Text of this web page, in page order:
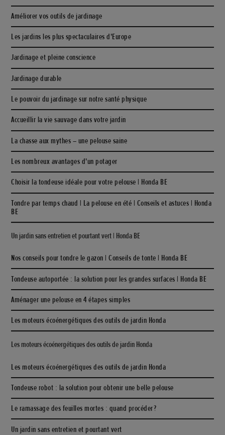
Améliorer vos outils de jardinage
Les jardins les plus spectaculaires d'Europe
Jardinage et pleine conscience
Jardinage durable
Le pouvoir du jardinage sur notre santé physique
Accueillir la vie sauvage dans votre jardin
La chasse aux mythes – une pelouse saine
Les nombreux avantages d'un potager
Choisir la tondeuse idéale pour votre pelouse | Honda BE
Tondre par temps chaud | La pelouse en été | Conseils et astuces | Honda
BE
Un jardin sans entretien et pourtant vert | Honda BE
Nos conseils pour tondre le gazon | Conseils de tonte | Honda BE
Tondeuse autoportée : la solution pour les grandes surfaces | Honda BE
Aménager une pelouse en 4 étapes simples
Les moteurs écoénergétiques des outils de jardin Honda
Les moteurs écoénergétiques des outils de jardin Honda
Les moteurs écoénergétiques des outils de jardin Honda
Tondeuse robot : la solution pour obtenir une belle pelouse
Le ramassage des feuilles mortes : quand procéder ?
Un jardin sans entretien et pourtant vert